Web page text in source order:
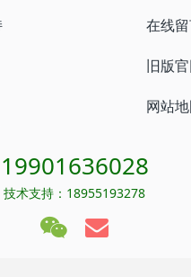
在线
旧版
网站
19901636028
技术支持：18955193278